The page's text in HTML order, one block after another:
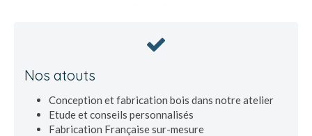
Nos atouts
Conception et fabrication bois dans notre atelier
Etude et conseils personnalisés
Fabrication Française sur-mesure